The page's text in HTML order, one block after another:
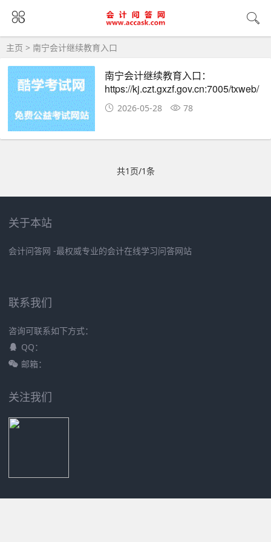
主页 > 南宁会计继续教育入口
南宁会计继续教育入口：
https://kj.czt.gxzf.gov.cn:7005/txweb/
2026-05-28 78
共1页/1条
关于本站
会计问答网 -最权威专业的会计在线学习问答网站
联系我们
咨询可联系如下方式：
QQ：
邮箱：
关注我们